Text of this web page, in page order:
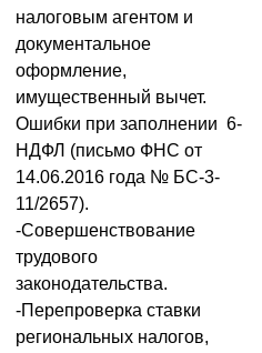
налоговым агентом и
документальное
оформление,
имущественный вычет.
Ошибки при заполнении 6-
НДФЛ (письмо ФНС от
14.06.2016 года № БС-3-
11/2657).
-Совершенствование
трудового
законодательства.
-Перепроверка ставки
региональных налогов,